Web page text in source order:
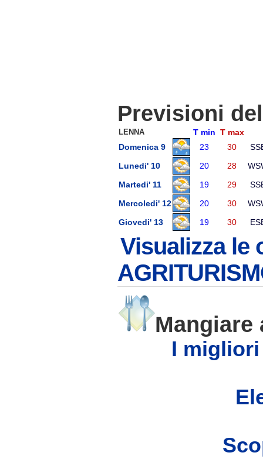
Previsioni
LENNA T min T max
Domenica 9
23 30
Lunedi' 10
20 28
Martedi' 11
19 29
Mercoledi' 12
20 30
Giovedi' 13
19 30
Visualizza le
Mangiare
I